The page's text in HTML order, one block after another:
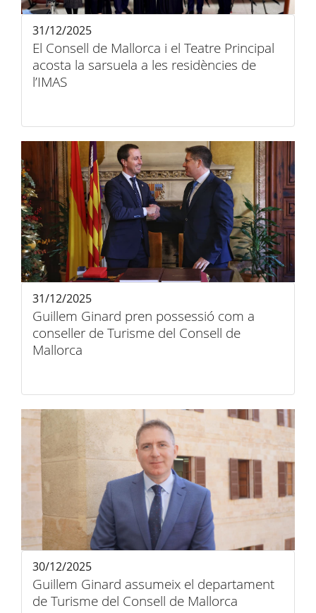
El Consell de Mallorca i el Teatre Principal
acosta la sarsuela a les residències de
l’IMAS
31/12/2025
Guillem Ginard pren possessió com a
conseller de Turisme del Consell de
Mallorca
31/12/2025
Guillem Ginard assumeix el departament
de Turisme del Consell de Mallorca
30/12/2025